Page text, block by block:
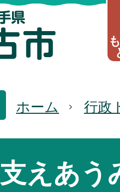
ホーム 行政
えあう